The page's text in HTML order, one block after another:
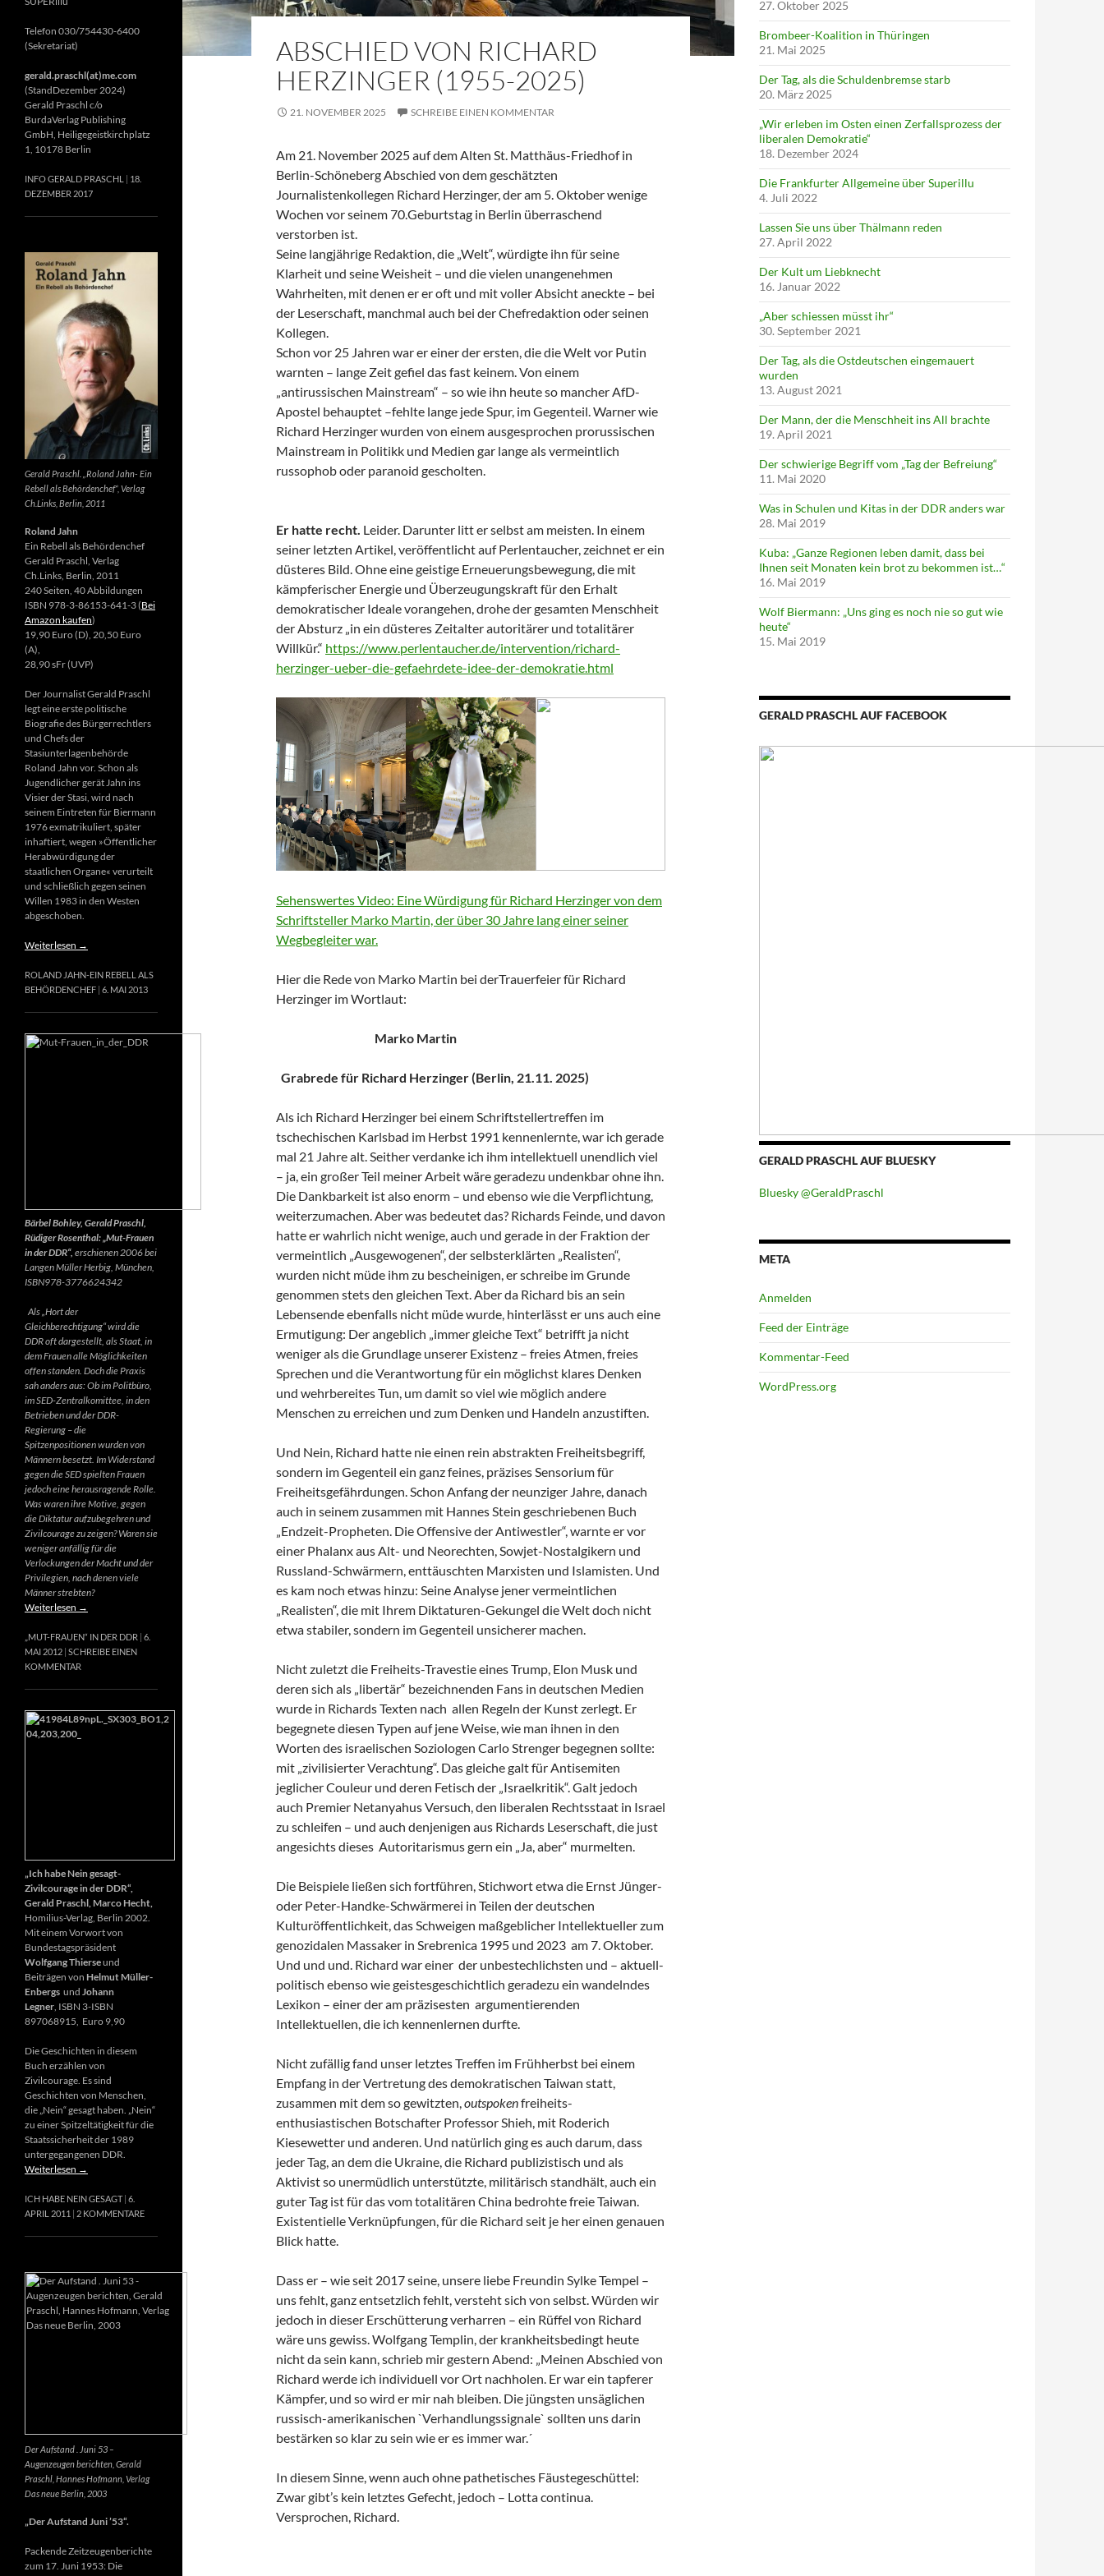
ABSCHIED VON RICHARD
HERZINGER (1955-2025)
21. NOVEMBER 2025 SCHREIBE EINEN KOMMENTAR
Am 21. November 2025 auf dem Alten St. Matthäus-Friedhof in
Berlin-Schöneberg Abschied von dem geschätzten
Journalistenkollegen Richard Herzinger, der am 5. Oktober wenige
Wochen vor seinem 70.Geburtstag in Berlin überraschend
verstorben ist.
Seine langjährige Redaktion, die „Welt“, würdigte ihn für seine
Klarheit und seine Weisheit – und die vielen unangenehmen
Wahrheiten, mit denen er er oft und mit voller Absicht aneckte – bei
der Leserschaft, manchmal auch bei der Chefredaktion oder seinen
Kollegen.
Schon vor 25 Jahren war er einer der ersten, die die Welt vor Putin
warnten – lange Zeit gefiel das fast keinem. Von einem
„antirussischen Mainstream“ – so wie ihn heute so mancher AfD-
Apostel behauptet –fehlte lange jede Spur, im Gegenteil. Warner wie
Richard Herzinger wurden von einem ausgesprochen prorussischen
Mainstream in Politikk und Medien gar lange als vermeintlich
russophob oder paranoid gescholten.
Er hatte recht. Leider. Darunter litt er selbst am meisten. In einem
seiner letzten Artikel, veröffentlicht auf Perlentaucher, zeichnet er ein
düsteres Bild. Ohne eine geistige Erneuerungsbewegung, die mit
kämpferischer Energie und Überzeugungskraft für den Erhalt
demokratischer Ideale vorangehen, drohe der gesamten Menschheit
der Absturz „in ein düsteres Zeitalter autoritärer und totalitärer
Willkür.“ https://www.perlentaucher.de/intervention/richard-
herzinger-ueber-die-gefaehrdete-idee-der-demokratie.html
Sehenswertes Video: Eine Würdigung für Richard Herzinger von dem
Schriftsteller Marko Martin, der über 30 Jahre lang einer seiner
Wegbegleiter war.
Hier die Rede von Marko Martin bei derTrauerfeier für Richard
Herzinger im Wortlaut:
Marko Martin
Grabrede für Richard Herzinger (Berlin, 21.11. 2025)
Als ich Richard Herzinger bei einem Schriftstellertreffen im
tschechischen Karlsbad im Herbst 1991 kennenlernte, war ich gerade
mal 21 Jahre alt. Seither verdanke ich ihm intellektuell unendlich viel
– ja, ein großer Teil meiner Arbeit wäre geradezu undenkbar ohne ihn.
Die Dankbarkeit ist also enorm – und ebenso wie die Verpflichtung,
weiterzumachen. Aber was bedeutet das? Richards Feinde, und davon
hatte er wahrlich nicht wenige, auch und gerade in der Fraktion der
vermeintlich „Ausgewogenen“, der selbsterklärten „Realisten“,
wurden nicht müde ihm zu bescheinigen, er schreibe im Grunde
genommen stets den gleichen Text. Aber da Richard bis an sein
Lebensende ebenfalls nicht müde wurde, hinterlässt er uns auch eine
Ermutigung: Der angeblich „immer gleiche Text“ betrifft ja nicht
weniger als die Grundlage unserer Existenz – freies Atmen, freies
Sprechen und die Verantwortung für ein möglichst klares Denken
und wehrbereites Tun, um damit so viel wie möglich andere
Menschen zu erreichen und zum Denken und Handeln anzustiften.
Und Nein, Richard hatte nie einen rein abstrakten Freiheitsbegriff,
sondern im Gegenteil ein ganz feines, präzises Sensorium für
Freiheitsgefährdungen. Schon Anfang der neunziger Jahre, danach
auch in seinem zusammen mit Hannes Stein geschriebenen Buch
„Endzeit-Propheten. Die Offensive der Antiwestler“, warnte er vor
einer Phalanx aus Alt- und Neorechten, Sowjet-Nostalgikern und
Russland-Schwärmern, enttäuschten Marxisten und Islamisten. Und
es kam noch etwas hinzu: Seine Analyse jener vermeintlichen
„Realisten“, die mit Ihrem Diktaturen-Gekungel die Welt doch nicht
etwa stabiler, sondern im Gegenteil unsicherer machen.
Nicht zuletzt die Freiheits-Travestie eines Trump, Elon Musk und
deren sich als „libertär“ bezeichnenden Fans in deutschen Medien
wurde in Richards Texten nach allen Regeln der Kunst zerlegt. Er
begegnete diesen Typen auf jene Weise, wie man ihnen in den
Worten des israelischen Soziologen Carlo Strenger begegnen sollte:
mit „zivilisierter Verachtung“. Das gleiche galt für Antisemiten
jeglicher Couleur und deren Fetisch der „Israelkritik“. Galt jedoch
auch Premier Netanyahus Versuch, den liberalen Rechtsstaat in Israel
zu schleifen – und auch denjenigen aus Richards Leserschaft, die just
angesichts dieses Autoritarismus gern ein „Ja, aber“ murmelten.
Die Beispiele ließen sich fortführen, Stichwort etwa die Ernst Jünger-
oder Peter-Handke-Schwärmerei in Teilen der deutschen
Kulturöffentlichkeit, das Schweigen maßgeblicher Intellektueller zum
genozidalen Massaker in Srebrenica 1995 und 2023 am 7. Oktober.
Und und und. Richard war einer der unbestechlichsten und – aktuell-
politisch ebenso wie geistesgeschichtlich geradezu ein wandelndes
Lexikon – einer der am präzisesten argumentierenden
Intellektuellen, die ich kennenlernen durfte.
Nicht zufällig fand unser letztes Treffen im Frühherbst bei einem
Empfang in der Vertretung des demokratischen Taiwan statt,
zusammen mit dem so gewitzten, outspokenfreiheits-
enthusiastischen Botschafter Professor Shieh, mit Roderich
Kiesewetter und anderen. Und natürlich ging es auch darum, dass
jeder Tag, an dem die Ukraine, die Richard publizistisch und als
Aktivist so unermüdlich unterstützte, militärisch standhält, auch ein
guter Tag ist für das vom totalitären China bedrohte freie Taiwan.
Existentielle Verknüpfungen, für die Richard seit je her einen genauen
Blick hatte.
Dass er – wie seit 2017 seine, unsere liebe Freundin Sylke Tempel –
uns fehlt, ganz entsetzlich fehlt, versteht sich von selbst. Würden wir
jedoch in dieser Erschütterung verharren – ein Rüffel von Richard
wäre uns gewiss. Wolfgang Templin, der krankheitsbedingt heute
nicht da sein kann, schrieb mir gestern Abend: „Meinen Abschied von
Richard werde ich individuell vor Ort nachholen. Er war ein tapferer
Kämpfer, und so wird er mir nah bleiben. Die jüngsten unsäglichen
russisch-amerikanischen `Verhandlungssignale` sollten uns darin
bestärken so klar zu sein wie er es immer war.´
In diesem Sinne, wenn auch ohne pathetisches Fäustegeschüttel:
Zwar gibt’s kein letztes Gefecht, jedoch – Lotta continua.
Versprochen, Richard.
27. Oktober 2025
Brombeer-Koalition in Thüringen
21. Mai 2025
Der Tag, als die Schuldenbremse starb
20. März 2025
„Wir erleben im Osten einen Zerfallsprozess der
liberalen Demokratie“
18. Dezember 2024
Die Frankfurter Allgemeine über Superillu
4. Juli 2022
Lassen Sie uns über Thälmann reden
27. April 2022
Der Kult um Liebknecht
16. Januar 2022
„Aber schiessen müsst ihr“
30. September 2021
Der Tag, als die Ostdeutschen eingemauert
wurden
13. August 2021
Der Mann, der die Menschheit ins All brachte
19. April 2021
Der schwierige Begriff vom „Tag der Befreiung“
11. Mai 2020
Was in Schulen und Kitas in der DDR anders war
28. Mai 2019
Kuba: „Ganze Regionen leben damit, dass bei
Ihnen seit Monaten kein brot zu bekommen ist…“
16. Mai 2019
Wolf Biermann: „Uns ging es noch nie so gut wie
heute“
15. Mai 2019
GERALD PRASCHL AUF FACEBOOK
GERALD PRASCHL AUF BLUESKY
Bluesky @GeraldPraschl
META
Anmelden
Feed der Einträge
Kommentar-Feed
WordPress.org
Telefon 030/754430-6400
(Sekretariat)
gerald.praschl(at)me.com
(StandDezember 2024)
Gerald Praschl c/o
BurdaVerlag Publishing
GmbH, Heiligegeistkirchplatz
1, 10178 Berlin
INFO GERALD PRASCHL
18.
DEZEMBER 2017
Gerald Praschl. „Roland Jahn- Ein
Rebell als Behördenchef“, Verlag
Ch.Links, Berlin, 2011
Roland Jahn
Ein Rebell als Behördenchef
Gerald Praschl, Verlag
Ch.Links, Berlin, 2011
240 Seiten, 40 Abbildungen
ISBN 978-3-86153-641-3 (Bei
Amazon kaufen)
19,90 Euro (D), 20,50 Euro
(A),
28,90 sFr (UVP)
Der Journalist Gerald Praschl
legt eine erste politische
Biografie des Bürgerrechtlers
und Chefs der
Stasiunterlagenbehörde
Roland Jahn vor. Schon als
Jugendlicher gerät Jahn ins
Visier der Stasi, wird nach
seinem Eintreten für Biermann
1976 exmatrikuliert, später
inhaftiert, wegen »Öffentlicher
Herabwürdigung der
staatlichen Organe« verurteilt
und schließlich gegen seinen
Willen 1983 in den Westen
abgeschoben.
Weiterlesen →
ROLAND JAHN-EIN REBELL ALS
BEHÖRDENCHEF 6. MAI 2013
Bärbel Bohley, Gerald Praschl,
Rüdiger Rosenthal: „Mut-Frauen
in der DDR“, erschienen 2006 bei
Langen Müller Herbig, München,
ISBN978-3776624342
Als „Hort der
Gleichberechtigung“ wird die
DDR oft dargestellt, als Staat, in
dem Frauen alle Möglichkeiten
offen standen. Doch die Praxis
sah anders aus: Ob im Politbüro,
im SED-Zentralkomittee, in den
Betrieben und der DDR-
Regierung – die
Spitzenpositionen wurden von
Männern besetzt. Im Widerstand
gegen die SED spielten Frauen
jedoch eine herausragende Rolle.
Was waren ihre Motive, gegen
die Diktatur aufzubegehren und
Zivilcourage zu zeigen? Waren sie
weniger anfällig für die
Verlockungen der Macht und der
Privilegien, nach denen viele
Männer strebten?
Weiterlesen →
„MUT-FRAUEN“ IN DER DDR 6.
MAI 2012 SCHREIBE EINEN
KOMMENTAR
„Ich habe Nein gesagt-
Zivilcourage in der DDR“,
Gerald Praschl, Marco Hecht,
Homilius-Verlag, Berlin 2002.
Mit einem Vorwort von
Bundestagspräsident
Wolfgang Thierseund
Beiträgen von Helmut Müller-
Enbergs und Johann
Legner , ISBN 3-ISBN
897068915, Euro 9,90
Die Geschichten in diesem
Buch erzählen von
Zivilcourage. Es sind
Geschichten von Menschen,
die „Nein“ gesagt haben. „Nein“
zu einer Spitzeltätigkeit für die
Staatssicherheit der 1989
untergegangenen DDR.
Weiterlesen →
ICH HABE NEIN GESAGT 6.
APRIL 2011
2 KOMMENTARE
Der Aufstand . Juni 53 –
Augenzeugen berichten, Gerald
Praschl, Hannes Hofmann, Verlag
Das neue Berlin, 2003
„Der Aufstand Juni ’53“.
Packende Zeitzeugenberichte
zum 17. Juni 1953: Die